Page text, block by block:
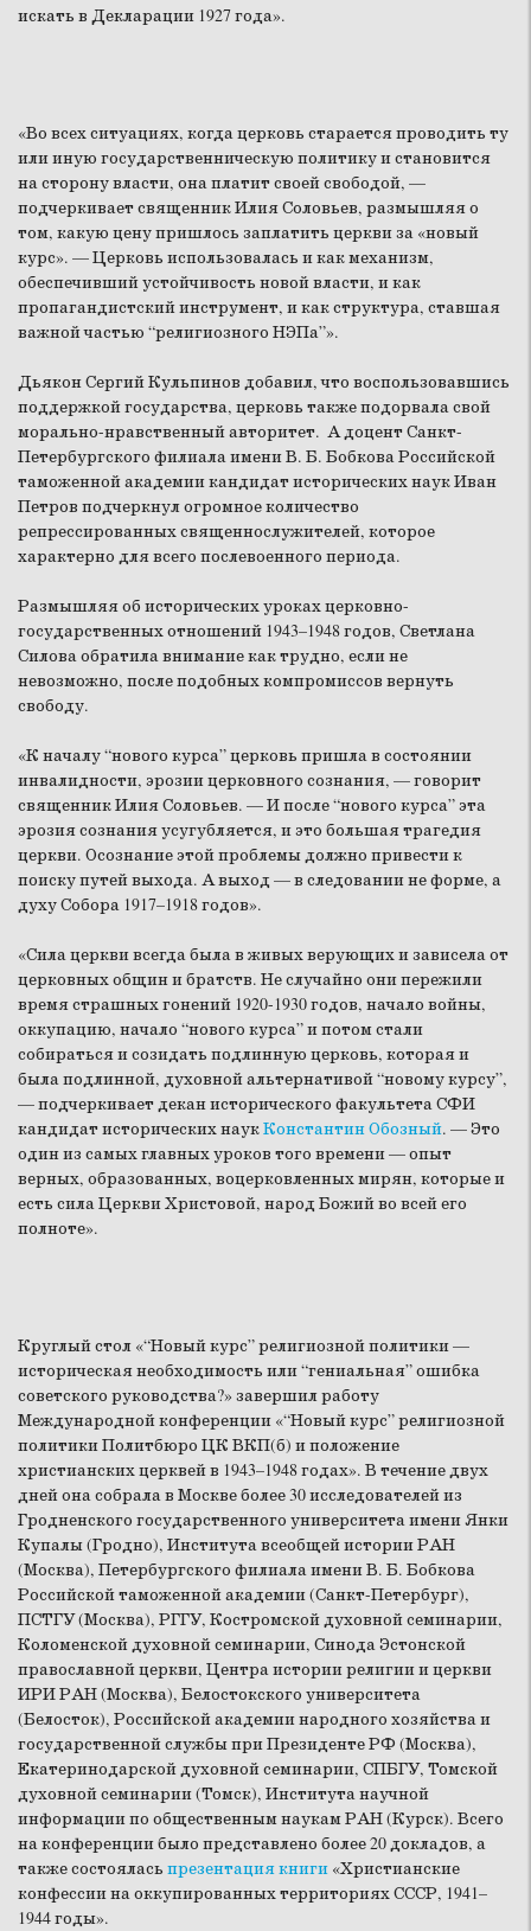
искать в Декларации 1927 года».
«Во всех ситуациях, когда церковь старается проводить ту
или иную государственническую политику и становится
на сторону власти, она платит своей свободой, —
подчеркивает священник Илия Соловьев, размышляя о
том, какую цену пришлось заплатить церкви за «новый
курс». — Церковь использовалась и как механизм,
обеспечивший устойчивость новой власти, и как
пропагандистский инструмент, и как структура, ставшая
важной частью “религиозного НЭПа”».
Дьякон Сергий Кульпинов добавил, что воспользовавшись
поддержкой государства, церковь также подорвала свой
морально-нравственный авторитет. А доцент Санкт-
Петербургского филиала имени В. Б. Бобкова Российской
таможенной академии кандидат исторических наук Иван
Петров подчеркнул огромное количество
репрессированных священнослужителей, которое
характерно для всего послевоенного периода.
Размышляя об исторических уроках церковно-
государственных отношений 1943–1948 годов, Светлана
Силова обратила внимание как трудно, если не
невозможно, после подобных компромиссов вернуть
свободу.
«К началу “нового курса” церковь пришла в состоянии
инвалидности, эрозии церковного сознания, — говорит
священник Илия Соловьев. — И после “нового курса” эта
эрозия сознания усугубляется, и это большая трагедия
церкви. Осознание этой проблемы должно привести к
поиску путей выхода. А выход — в следовании не форме, а
духу Собора 1917–1918 годов».
«Сила церкви всегда была в живых верующих и зависела от
церковных общин и братств. Не случайно они пережили
время страшных гонений 1920-1930 годов, начало войны,
оккупацию, начало “нового курса” и потом стали
собираться и созидать подлинную церковь, которая и
была подлинной, духовной альтернативой “новому курсу”,
— подчеркивает декан исторического факультета СФИ
кандидат исторических наукКонстантин Обозный. — Это
один из самых главных уроков того времени — опыт
верных, образованных, воцерковленных мирян, которые и
есть сила Церкви Христовой, народ Божий во всей его
полноте».
Круглый стол «“Новый курс” религиозной политики —
историческая необходимость или “гениальная” ошибка
советского руководства?» завершил работу
Международной конференции «“Новый курс” религиозной
политики Политбюро ЦК ВКП(б) и положение
христианских церквей в 1943–1948 годах». В течение двух
дней она собрала в Москве более 30 исследователей из
Гродненского государственного университета имени Янки
Купалы (Гродно), Института всеобщей истории РАН
(Москва), Петербургского филиала имени В. Б. Бобкова
Российской таможенной академии (Санкт-Петербург),
ПСТГУ (Москва), РГГУ, Костромской духовной семинарии,
Коломенской духовной семинарии, Синода Эстонской
православной церкви, Центра истории религии и церкви
ИРИ РАН (Москва), Белостокского университета
(Белосток), Российской академии народного хозяйства и
государственной службы при Президенте РФ (Москва),
Екатеринодарской духовной семинарии, СПБГУ, Томской
духовной семинарии (Томск), Института научной
информации по общественным наукам РАН (Курск). Всего
на конференции было представлено более 20 докладов, а
также состоялась презентация книги «Христианские
конфессии на оккупированных территориях СССР, 1941–
1944 годы».